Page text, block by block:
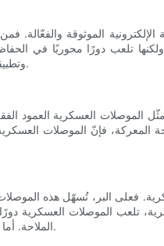
الإلكترونية الموثوقة
تلعب دورًا محوريًا في
وتطبيقاتها، والتحديات التي تواجه تطويرها، وسبب أهميتها البالغة لكفاءة وفعالية العمليات العسكرية الحديثة.
الموصلات العسكرية العمود
المعركة، فإنّ الموصلات
فعلى البر، تُسهّل هذه
تلعب الموصلات العسكرية
الملاحة. أما في الجو، فهي لا غنى عنها لتمكين الاتصال الآمن بين أنظمة الطيران والذخائر ومراكز التحكم الأرضية.